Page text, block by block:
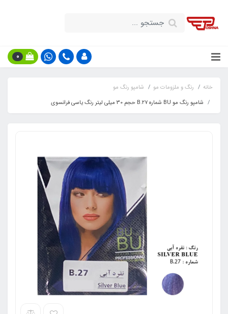
0
خانه رنگ و ملزومات مو
شامپو رنگ مو
شامپو رنگ مو BU شماره B.۲۷ حجم 30 میلی لیتر رنگ یاسی فرانسوی